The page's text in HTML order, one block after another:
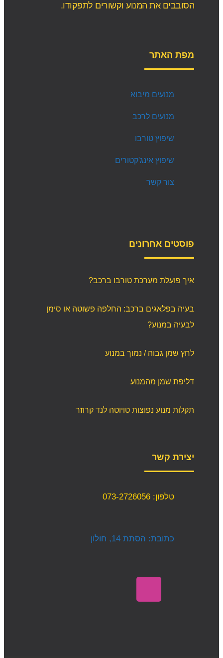
הסובבים את המנוע וקשורים לתפקודו.
מפת האתר
מנועים מיבוא
מנועים לרכב
שיפוץ טורבו
שיפוץ אינג'קטורים
צור קשר
פוסטים אחרונים
איך פועלת מערכת טורבו ברכב?
בעיה בפלאגים ברכב: החלפה פשוטה או סימן
לבעיה במנוע?
לחץ שמן גבוה / נמוך במנוע
דליפת שמן מהמנוע
תקלות מנוע נפוצות טויוטה לנד קרוזר
יצירת קשר
טלפון: 073-2726056
כתובת: הסתת 14, חולון